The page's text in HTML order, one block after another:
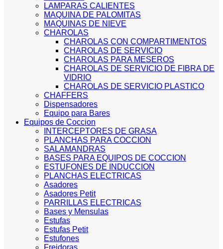
LAMPARAS CALIENTES
MAQUINA DE PALOMITAS
MAQUINAS DE NIEVE
CHAROLAS
CHAROLAS CON COMPARTIMENTOS
CHAROLAS DE SERVICIO
CHAROLAS PARA MESEROS
CHAROLAS DE SERVICIO DE FIBRA DE
VIDRIO
CHAROLAS DE SERVICIO PLASTICO
CHAFFERS
Dispensadores
Equipo para Bares
Equipos de Coccion
INTERCEPTORES DE GRASA
PLANCHAS PARA COCCION
SALAMANDRAS
BASES PARA EQUIPOS DE COCCION
ESTUFONES DE INDUCCION
PLANCHAS ELECTRICAS
Asadores
Asadores Petit
PARRILLAS ELECTRICAS
Bases y Mensulas
Estufas
Estufas Petit
Estufones
Freidoras